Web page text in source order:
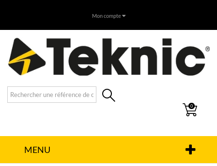
Mon compte
0
MENU